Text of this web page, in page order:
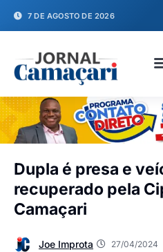
7 DE AGOSTO DE 2026
Dupla é presa e
recuperado pela
Camaçari
Joe Improta 27/04/2024